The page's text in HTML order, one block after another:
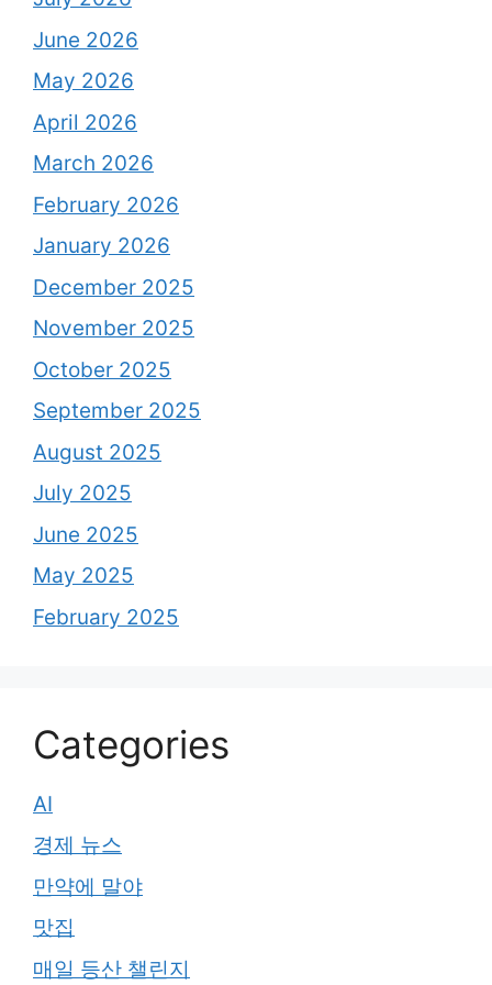
June 2026
May 2026
April 2026
March 2026
February 2026
January 2026
December 2025
November 2025
October 2025
September 2025
August 2025
July 2025
June 2025
May 2025
February 2025
Categories
AI
경제 뉴스
만약에 말야
맛집
매일 등산 챌린지